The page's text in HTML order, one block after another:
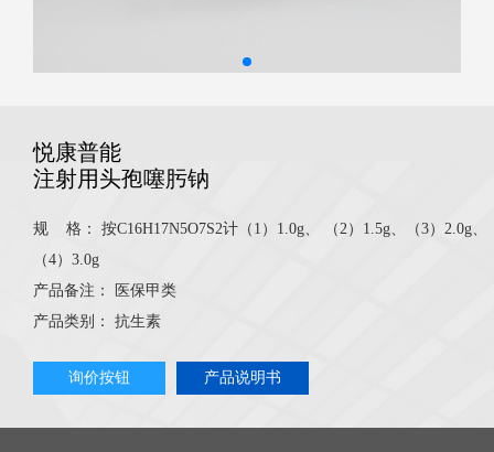
悦康普能
注射用头孢噻肟钠
规 格：
按C16H17N5O7S2计（1）1.0g、 （2）1.5g、（3）2.0g、
（4）3.0g
产品备注：
医保甲类
产品类别：
抗生素
询价按钮 产品说明书